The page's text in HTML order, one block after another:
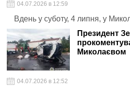
04.07.2026 в 12:59
Вдень у суботу, 4 липня, у
Президент
Миколаєвом
04.07.2026 в 12:52